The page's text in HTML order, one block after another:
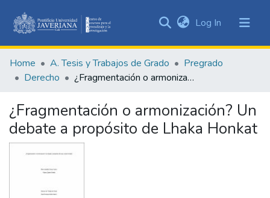
&
Collections
Statistics
Log In (current)
Home A. Tesis y Trabajos de Grado
Pregrado
Derecho
¿Fragmentación o armonización? Un debate a propósito de Lhaka Honkat
¿Fragmentación o armonización? Un
debate a propósito de Lhaka Honkat